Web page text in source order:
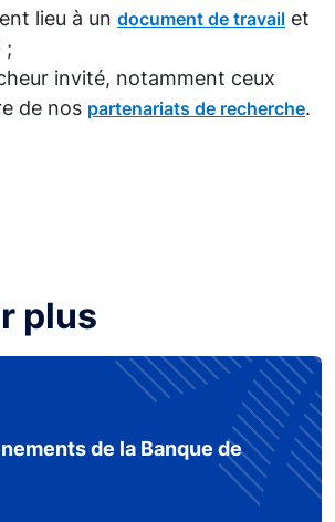
lieu à un document de travail et
;
invité, notamment ceux
de nos partenariats de recherche.
plus
de la Banque de